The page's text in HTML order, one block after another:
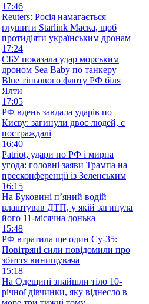
17:46
Reuters: Росія намагається
глушити Starlink Маска, щоб
протидіяти українським дронам
17:24
СБУ показала удар морським
дроном Sea Baby по танкеру
Blue тіньового флоту РФ біля
Ялти
17:05
РФ вдень завдала ударів по
Києву: загинули двоє людей, є
постраждалі
16:40
Patriot, удари по РФ і мирна
угода: головні заяви Трампа на
пресконференції із Зеленським
16:15
На Буковині п’яний водій
влаштував ДТП, у якій загинула
його 11-місячна донька
15:48
РФ втратила ще один Су-35:
Повітряні сили повідомили про
збиття винищувача
15:18
На Одещині знайшли тіло 10-
річної дівчинки, яку віднесло в